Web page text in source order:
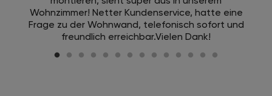
Wohnzimmer! Netter Kundenservice, hatte eine
Frage zu der Wohnwand, telefonisch sofort und
freundlich erreichbar.Vielen Dank!